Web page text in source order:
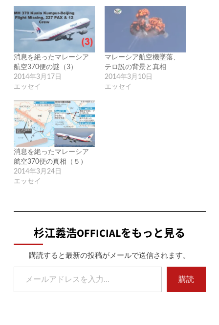
消息を絶ったマレーシア
航空370便の謎（3）
2014年3月17日
エッセイ
マレーシア航空機墜落、
テロ説の背景と真相
2014年3月10日
エッセイ
消息を絶ったマレーシア
航空370便の真相（５）
2014年3月24日
エッセイ
杉江義浩OFFICIALをもっと見る
購読すると最新の投稿がメールで送信されます。
メールアドレスを入力...
購読